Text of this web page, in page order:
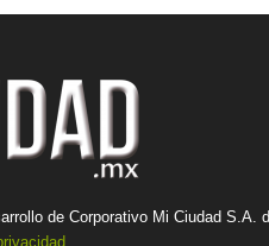
de Corporativo Mi Ciudad S.A.